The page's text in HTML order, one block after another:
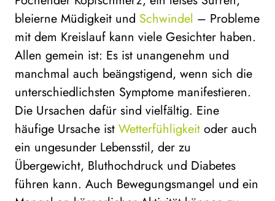
bleierne Müdigkeit und Schwindel – Probleme
mit dem Kreislauf kann viele Gesichter haben.
Allen gemein ist: Es ist unangenehm und
manchmal auch beängstigend, wenn sich die
unterschiedlichsten Symptome manifestieren.
Die Ursachen dafür sind vielfältig. Eine
häufige Ursache ist Wetterfühligkeit oder auch
ein ungesunder Lebensstil, der zu
Übergewicht, Bluthochdruck und Diabetes
führen kann. Auch Bewegungsmangel und ein